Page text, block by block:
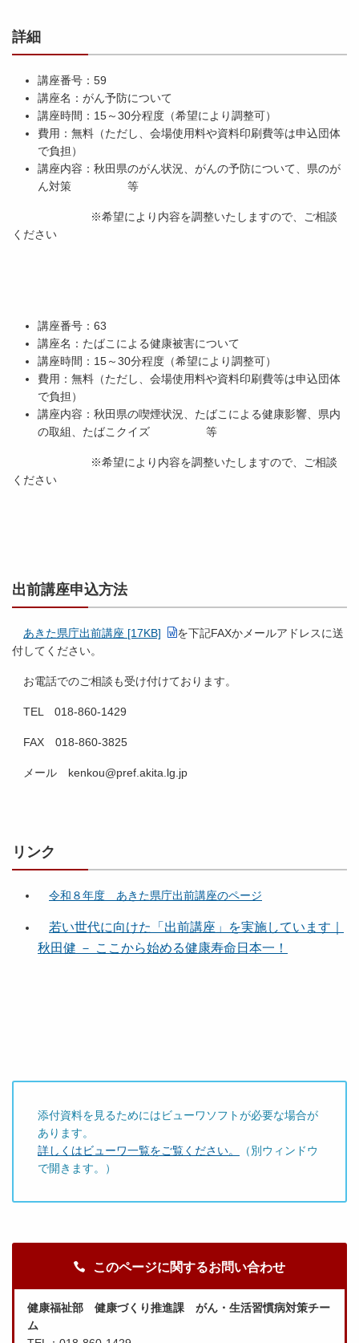
詳細
講座番号：59
講座名：がん予防について
講座時間：15～30分程度（希望により調整可）
費用：無料（ただし、会場使用料や資料印刷費等は申込団体
で負担）
講座内容：秋田県のがん状況、がんの予防について、県のが
ん対策 等
※希望により内容を調整いたしますので、ご相談
ください
講座番号：63
講座名：たばこによる健康被害について
講座時間：15～30分程度（希望により調整可）
費用：無料（ただし、会場使用料や資料印刷費等は申込団体
で負担）
講座内容：秋田県の喫煙状況、たばこによる健康影響、県内
の取組、たばこクイズ 等
※希望により内容を調整いたしますので、ご相談
ください
出前講座申込方法
あきた県庁出前講座 [17KB]
を下記FAXかメールアドレスに送
付してください。
お電話でのご相談も受け付けております。
TEL 018-860-1429
FAX 018-860-3825
メール kenkou@pref.akita.lg.jp
リンク
令和８年度 あきた県庁出前講座のページ
若い世代に向けた「出前講座」を実施しています｜
秋田健 － ここから始める健康寿命日本一！
添付資料を見るためにはビューワソフトが必要な場合が
あります。
詳しくはビューワ一覧をご覧ください。
（別ウィンドウ
で開きます。）
このページに関するお問い合わせ
健康福祉部 健康づくり推進課 がん・生活習慣病対策チー
ム